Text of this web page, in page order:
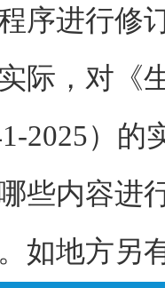
序进行修
际，对《
2025）
些内容进
如地方另